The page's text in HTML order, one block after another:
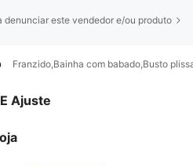
denunciar este vendedor e/ou produto
Franzido,Bainha com babado,Busto
Ajuste